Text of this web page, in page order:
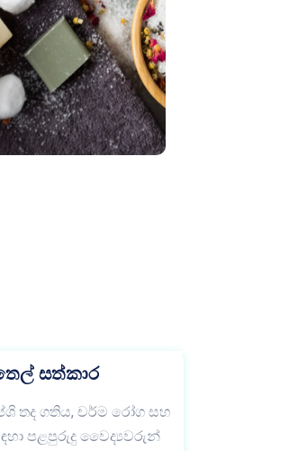
සත්කාර
තද ගතිය, චර්ම රෝග සහ
පළපුරුදු වෛද්‍යවරුන්